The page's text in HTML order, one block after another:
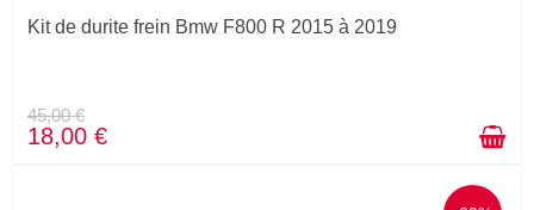
Kit de durite frein Bmw F800 R 2015 à 2019
45,00 €
18,00 €